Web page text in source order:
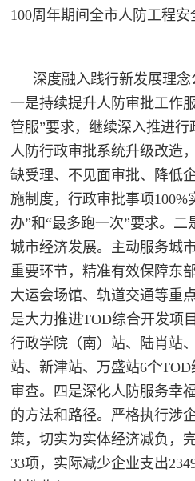
100周年期间全市人防工程安
深度融入践行新发展理念
一是持续提升人防审批工作
管服”要求，继续深入推进
人防行政审批系统升级改造
缺受理、不见面审批、降低
施制度，行政审批事项100%
办”和“最多跑一次”要求。
城市经济发展。主动服务城
重要环节，精准有效保障东
大运会场馆、轨道交通等重
是大力推进TOD综合开发项
行政学院（南）站、陆肖站
站、新津站、万盛站6个
审查。四是深化人防服务幸
的方法和路径。严格执行涉
策，切实为实体经济减负，
33项，实际减少企业支出